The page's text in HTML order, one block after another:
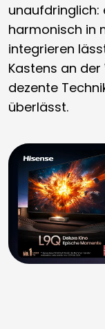
unaufdringlich:
harmonisch in
integrieren
Kastens an
dezente
überlässt.